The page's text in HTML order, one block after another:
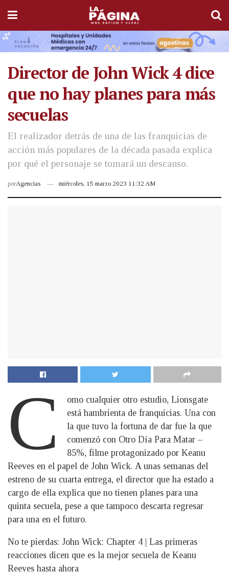
Director de John Wick 4 dice
que no hay planes para más
secuelas
El realizador detrás de una de las franquicias de
acción más populares de la década pasada explica
por qué el personaje se tomará un descanso.
porAgencias miércoles, 15 marzo 2023 11:32 AM
C
omo cualquier otro estudio, Lionsgate
está hambrienta de franquicias. Una con
la que tuvo la fortuna de dar fue la que
comenzó con Otro Día Para Matar –
85%, filme protagonizado por Keanu
Reeves en el papel de John Wick. A unas semanas del
estreno de su cuarta entrega, el director que ha estado a
cargo de ella explica que no tienen planes para una
quinta secuela, pese a que tampoco descarta regresar
para una en el futuro.
No te pierdas: John Wick: Chapter 4 | Las primeras
reacciones dicen que es la mejor secuela de Keanu
Reeves hasta ahora